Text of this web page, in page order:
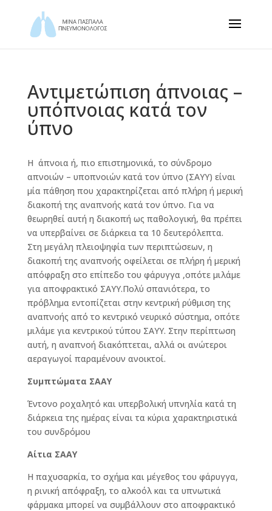
Αντιμετώπιση άπνοιας –
υπόπνοιας κατά τον
ύπνο
Η άπνοια ή, πιο επιστημονικά, το σύνδρομο
απνοιών – υποπνοιών κατά τον ύπνο (ΣΑΥΥ) είναι
μία πάθηση που χαρακτηρίζεται από πλήρη ή μερική
διακοπή της αναπνοής κατά τον ύπνο. Για να
θεωρηθεί αυτή η διακοπή ως παθολογική, θα πρέπει
να υπερβαίνει σε διάρκεια τα 10 δευτερόλεπτα.
Στη μεγάλη πλειοψηφία των περιπτώσεων, η
διακοπή της αναπνοής οφείλεται σε πλήρη ή μερική
απόφραξη στο επίπεδο του φάρυγγα ,οπότε μιλάμε
για αποφρακτικό ΣΑΥΥ.Πολύ σπανιότερα, το
πρόβλημα εντοπίζεται στην κεντρική ρύθμιση της
αναπνοής από το κεντρικό νευρικό σύστημα, οπότε
μιλάμε για κεντρικού τύπου ΣΑΥΥ. Στην περίπτωση
αυτή, η αναπνοή διακόπτεται, αλλά οι ανώτεροι
αεραγωγοί παραμένουν ανοικτοί.
Συμπτώματα ΣΑΑΥ
Έντονο ροχαλητό και υπερβολική υπνηλία κατά τη
διάρκεια της ημέρας είναι τα κύρια χαρακτηριστικά
του συνδρόμου
Αίτια ΣΑΑΥ
Η παχυσαρκία, το σχήμα και μέγεθος του φάρυγγα,
η ρινική απόφραξη, το αλκοόλ και τα υπνωτικά
φάρμακα μπορεί να συμβάλλουν στο αποφρακτικό